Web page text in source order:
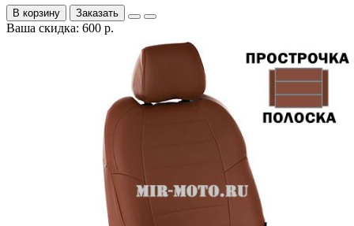
В корзину Заказать
Ваша скидка: 600 р.